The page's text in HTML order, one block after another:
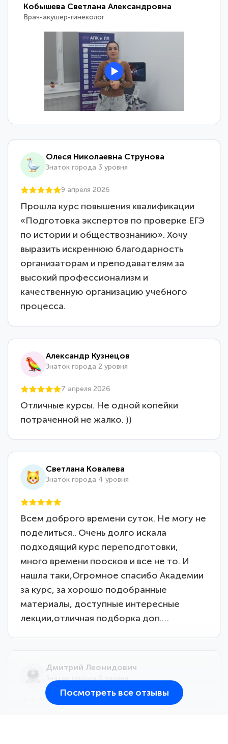
Кобышева Светлана Александровна
Врач-акушер-гинеколог
Олеся Николаевна Струнова
Знаток города 3 уровня
9 апреля 2026
Прошла курс повышения квалификации
«Подготовка экспертов по проверке ЕГЭ
по истории и обществознанию». Хочу
выразить искреннюю благодарность
организаторам и преподавателям за
высокий профессионализм и
качественную организацию учебного
процесса.
Александр Кузнецов
Знаток города 2 уровня
7 апреля 2026
Отличные курсы. Не одной копейки
потраченной не жалко. ))
Светлана Ковалева
Знаток города 4 уровня
Всем доброго времени суток. Не могу не
поделиться.. Очень долго искала
подходящий курс переподготовки,
много времени поосков и все не то. И
нашла таки,Огромное спасибо Академии
за курс, за хорошо подобранные
материалы, доступные интересные
лекции,отличная подборка доп.…
Дмитрий Леонидович
Посмотреть все отзывы